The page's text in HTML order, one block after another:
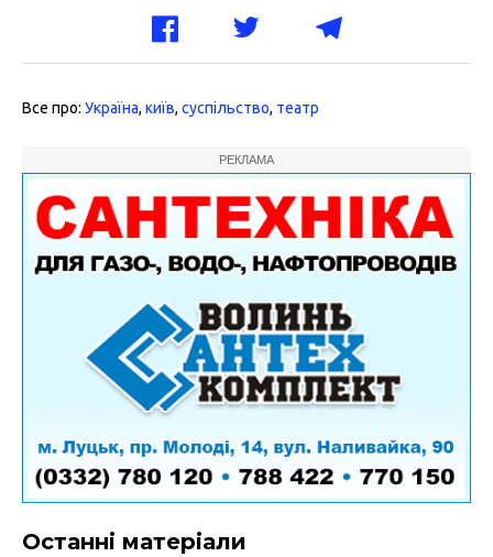
Все про: Україна, київ, суспільство, театр
РЕКЛАМА
Останні матеріали